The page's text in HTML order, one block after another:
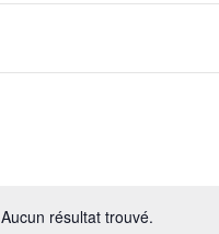
Aucun résultat trouvé.